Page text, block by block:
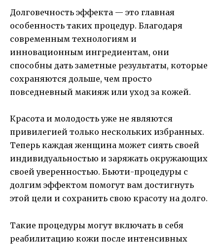
Долговечность эффекта — это главная
особенность таких процедур. Благодаря
современным технологиям и
инновационным ингредиентам, они
способны дать заметные результаты, которые
сохраняются дольше, чем просто
повседневный макияж или уход за кожей.
Красота и молодость уже не являются
привилегией только нескольких избранных.
Теперь каждая женщина может сиять своей
индивидуальностью и заряжать окружающих
своей уверенностью. Бьюти-процедуры с
долгим эффектом помогут вам достигнуть
этой цели и сохранить свою красоту на долго.
Такие процедуры могут включать в себя
реабилитацию кожи после интенсивных